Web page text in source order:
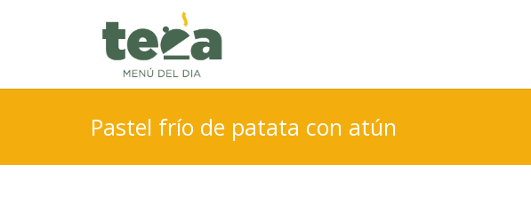
Pastel frío de patata con atún